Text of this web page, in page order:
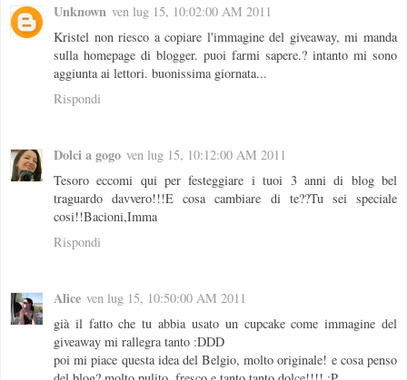
Unknown ven lug 15, 10:02:00 AM 2011
Kristel non riesco a copiare l'immagine del giveaway, mi manda
sulla homepage di blogger. puoi farmi sapere.? intanto mi sono
aggiunta ai lettori. buonissima giornata...
Rispondi
Dolci a gogo ven lug 15, 10:12:00 AM 2011
Tesoro eccomi qui per festeggiare i tuoi 3 anni di blog bel
traguardo davvero!!!E cosa cambiare di te??Tu sei speciale
cosi!!Bacioni,Imma
Rispondi
Alice ven lug 15, 10:50:00 AM 2011
già il fatto che tu abbia usato un cupcake come immagine del
giveaway mi rallegra tanto :DDD
poi mi piace questa idea del Belgio, molto originale! e cosa penso